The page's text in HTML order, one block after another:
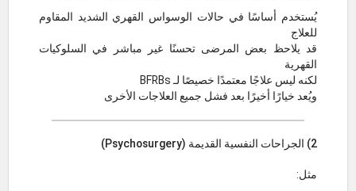
يُستخدم أساسًا في حالات الوسواس القهري الشديد المقاوم
للعلاج
قد يلاحظ بعض المرضى تحسنًا غير مباشر في السلوكيات
القهرية
لكنه ليس علاجًا معتمدًا خصيصًا لـ BFRBs
ويُعد خيارًا أخيرًا بعد فشل جميع العلاجات الأخرى
2) الجراحات النفسية القديمة (Psychosurgery)
مثل: